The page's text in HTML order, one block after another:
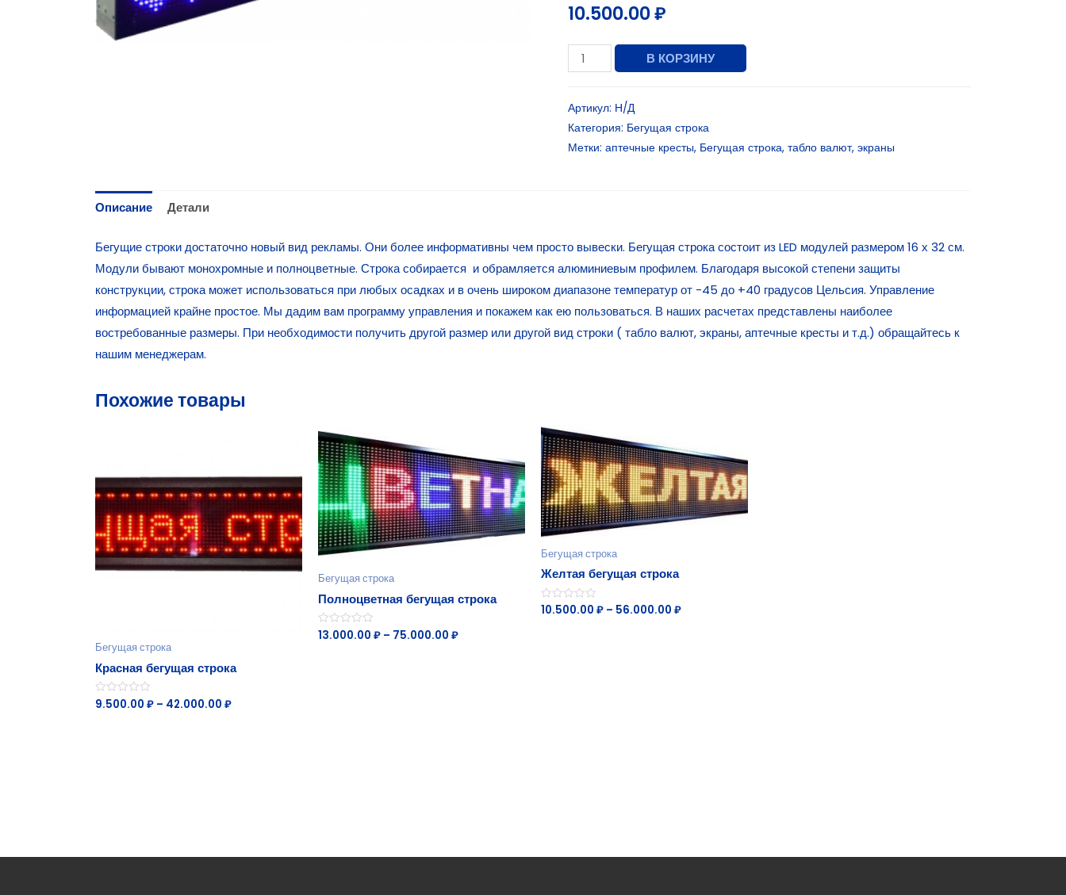
10.500.00₽
В КОРЗИНУ
Артикул: Н/Д
Категория: Бегущая строка
Метки:аптечные кресты, Бегущая строка,табло валют,экраны
Описание Детали
Бегущие строки достаточно новый вид рекламы. Они более информативны чем просто вывески. Бегущая строка состоит из LED модулей размером 16 х 32 см.
Модули бывают монохромные и полноцветные. Строка собирается и обрамляется алюминиевым профилем. Благодаря высокой степени защиты
конструкции, строка может использоваться при любых осадках и в очень широком диапазоне температур от -45 до +40 градусов Цельсия. Управление
информацией крайне простое. Мы дадим вам программу управления и покажем как ею пользоваться. В наших расчетах представлены наиболее
востребованные размеры. При необходимости получить другой размер или другой вид строки ( табло валют, экраны, аптечные кресты и т.д.) обращайтесь к
нашим менеджерам.
Похожие товары
Бегущая строка
Красная бегущая строка
Оценка
0
9.500.00₽ – 42.000.00₽
Бегущая строка
Полноцветная бегущая строка
Оценка
0
13.000.00₽ – 75.000.00₽
Бегущая строка
Желтая бегущая строка
Оценка
10.500.00 ₽– 56.000.00 ₽